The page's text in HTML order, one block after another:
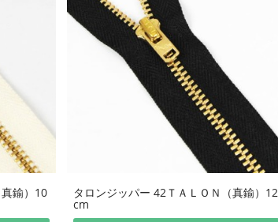
鍮）10 タロンジッパー 42ＴＡＬＯＮ（真鍮）12
cm